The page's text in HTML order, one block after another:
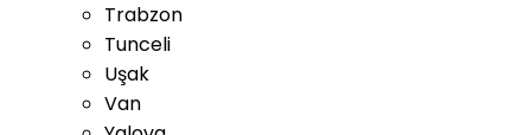
Trabzon
Tunceli
Uşak
Van